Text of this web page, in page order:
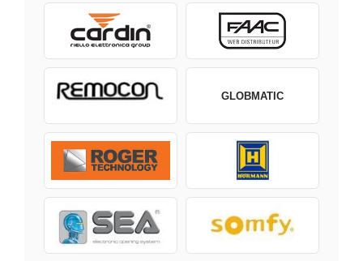
GLOBMATIC